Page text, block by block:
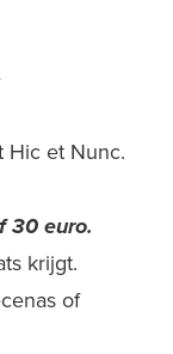
Hic et Nunc.
30 euro.
krijgt.
of